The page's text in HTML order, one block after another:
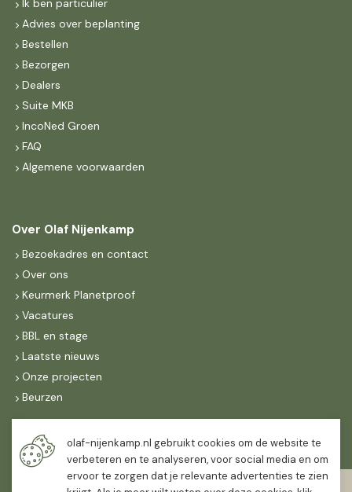
Ik ben particulier
Advies over beplanting
Bestellen
Bezorgen
Dealers
Suite MKB
IncoNed Groen
FAQ
Algemene voorwaarden
Over Olaf Nijenkamp
Bezoekadres en contact
Over ons
Keurmerk Planetproof
Vacatures
BBL en stage
Laatste nieuws
Onze projecten
Beurzen
Maandag t/m vrijdag
07:30-
16:30
olaf-nijenkamp.nl gebruikt cookies om de website te
verbeteren en te analyseren, voor social media en om
ervoor te zorgen dat je relevante advertenties te zien